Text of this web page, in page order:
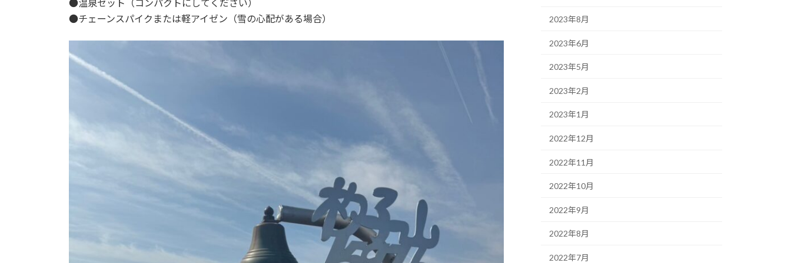
●温泉セット（コンパクトにしてください）
●チェーンスパイクまたは軽アイゼン（雪の心配がある場合）
2023年8月
2023年6月
2023年5月
2023年2月
2023年1月
2022年12月
2022年11月
2022年10月
2022年9月
2022年8月
2022年7月